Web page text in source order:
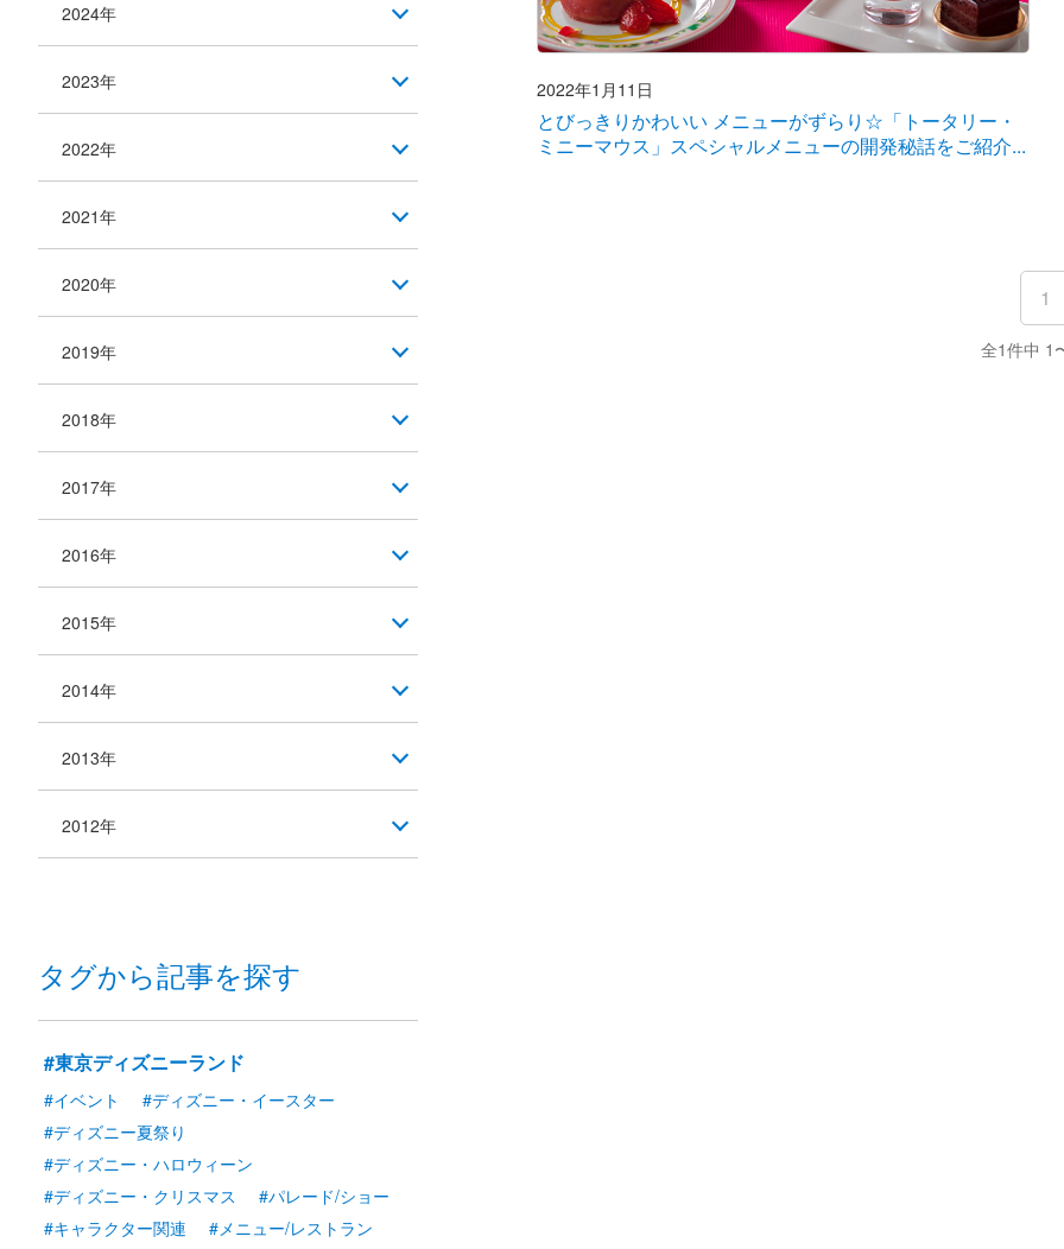
2022年1月11日
とびっきりかわいい メニューがずらり☆「トータリー・
ミニーマウス」スペシャルメニューの開発秘話をご紹介...
1
全1件中 1
2024年
2023年
2022年
2021年
2020年
2019年
2018年
2017年
2016年
2015年
2014年
2013年
2012年
タグから記事を探す
#東京ディズニーランド
#イベント
#ディズニー・イースター
#ディズニー夏祭り
#ディズニー・ハロウィーン
#ディズニー・クリスマス
#パレード/ショー
#キャラクター関連
#メニュー/レストラン